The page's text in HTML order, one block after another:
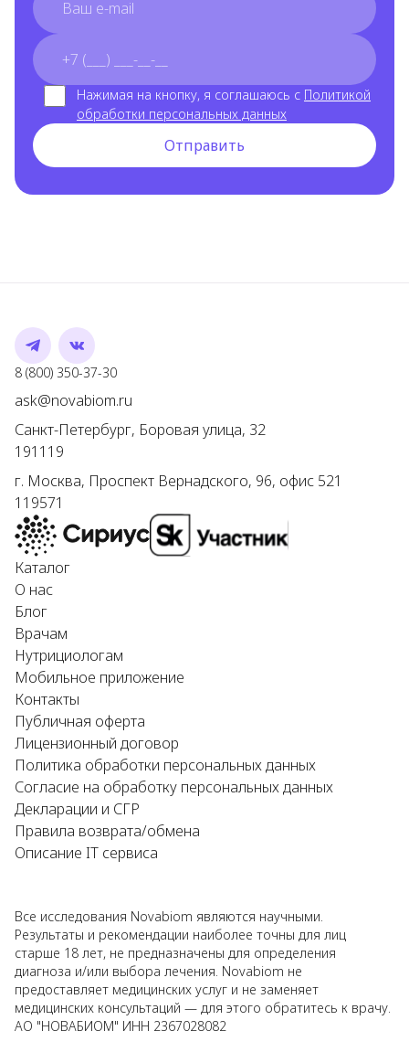
phone_number
Нажимая на кнопку, я соглашаюсь с Политикой
обработки персональных данных
Отправить
Telegram
VK
8 (800) 350-37-30Номер телефона
ask@novabiom.ru
Санкт-Петербург, Боровая улица, 32
191119
г. Москва, Проспект Вернадского, 96, офис 521
119571
Каталог
О нас
Блог
Врачам
Нутрициологам
Мобильное приложение
Контакты
Публичная оферта
Лицензионный договор
Политика обработки персональных данных
Согласие на обработку персональных данных
Декларации и СГР
Правила возврата/обмена
Описание IT сервиса
Все исследования Novabiom являются научными.
Результаты и рекомендации наиболее точны для лиц
старше 18 лет, не предназначены для определения
диагноза и/или выбора лечения. Novabiom не
предоставляет медицинских услуг и не заменяет
медицинских консультаций — для этого обратитесь к врачу.
АО "НОВАБИОМ" ИНН 2367028082